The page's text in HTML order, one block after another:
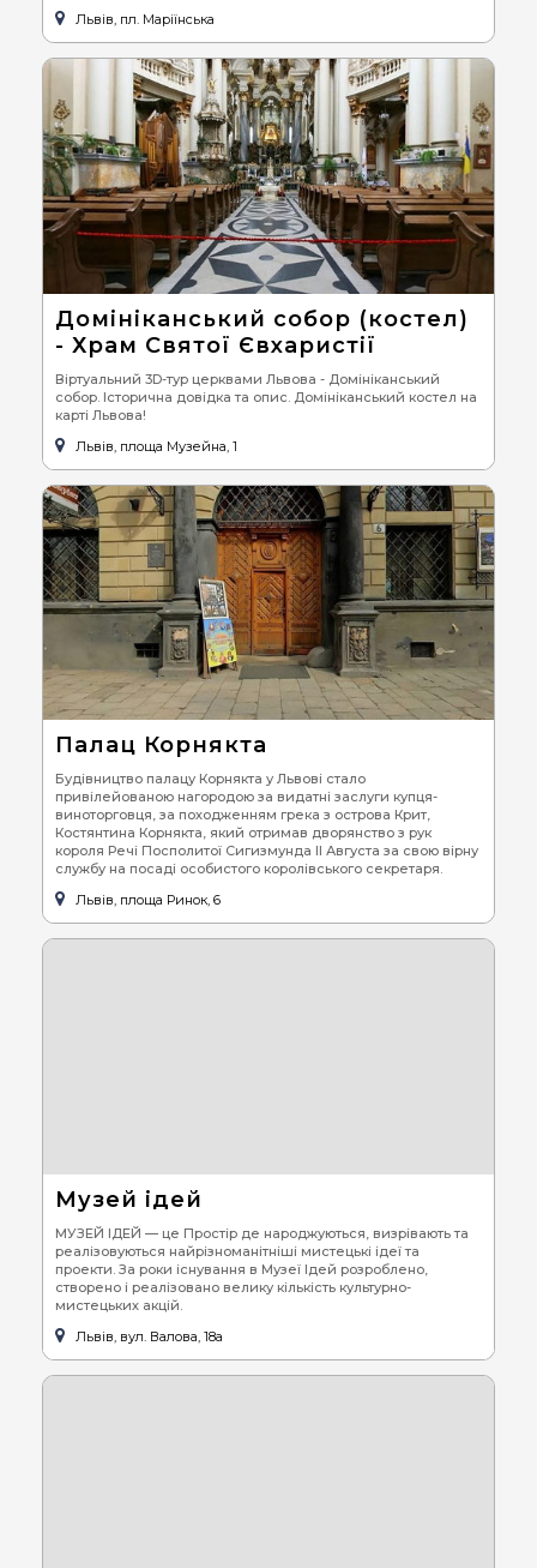
Львів, пл. Маріїнська
Домініканський собор (костел)
- Храм Святої Євхаристії
Віртуальний 3D-тур церквами Львова - Домініканський
собор. Історична довідка та опис. Домініканський костел на
карті Львова!
Львів, площа Музейна, 1
Палац Корнякта
Будівництво палацу Корнякта у Львові стало
привілейованою нагородою за видатні заслуги купця-
виноторговця, за походженням грека з острова Крит,
Костянтина Корнякта, який отримав дворянство з рук
короля Речі Посполитої Сигизмунда II Августа за свою вірну
службу на посаді особистого королівського секретаря.
Львів, площа Ринок, 6
Музей ідей
МУЗЕЙ ІДЕЙ — це Простір де народжуються, визрівають та
реалізовуються найрізноманітніші мистецькі ідеї та
проекти. За роки існування в Музеї Ідей розроблено,
створено і реалізовано велику кількість культурно-
мистецьких акцій.
Львів, вул. Валова, 18а